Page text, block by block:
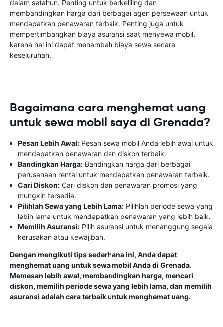
dalam setahun. Penting untuk berkeliling dan
membandingkan harga dari berbagai agen persewaan untuk
mendapatkan penawaran terbaik. Penting juga untuk
mempertimbangkan biaya asuransi saat menyewa mobil,
karena hal ini dapat menambah biaya sewa secara
keseluruhan.
Bagaimana cara menghemat uang
untuk sewa mobil saya di Grenada?
Pesan Lebih Awal: Pesan sewa mobil Anda lebih awal untuk
mendapatkan penawaran dan diskon terbaik.
Bandingkan Harga: Bandingkan harga dari berbagai
perusahaan rental untuk mendapatkan penawaran terbaik.
Cari Diskon: Cari diskon dan penawaran promosi yang
mungkin tersedia.
Pilihlah Sewa yang Lebih Lama: Pilihlah periode sewa yang
lebih lama untuk mendapatkan penawaran yang lebih baik.
Memilih Asuransi: Pilih asuransi untuk menanggung segala
kerusakan atau kewajiban.
Dengan mengikuti tips sederhana ini, Anda dapat
menghemat uang untuk sewa mobil Anda di Grenada.
Memesan lebih awal, membandingkan harga, mencari
diskon, memilih periode sewa yang lebih lama, dan memilih
asuransi adalah cara terbaik untuk menghemat uang.